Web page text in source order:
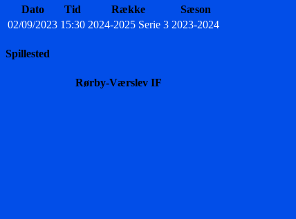
Dato Tid Række
Sæson
02/09/2023 15:30 2024-2025 Serie 3 2023-2024
Spillested
Rørby-Værslev IF